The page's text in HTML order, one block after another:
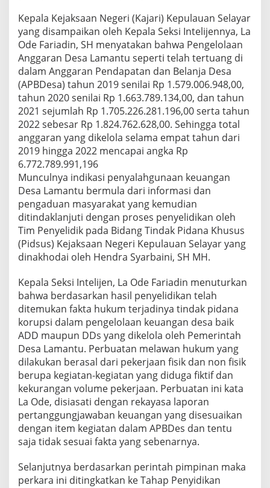
Kepala Kejaksaan Negeri (Kajari) Kepulauan Selayar
yang disampaikan oleh Kepala Seksi Intelijennya, La
Ode Fariadin, SH menyatakan bahwa Pengelolaan
Anggaran Desa Lamantu seperti telah tertuang di
dalam Anggaran Pendapatan dan Belanja Desa
(APBDesa) tahun 2019 senilai Rp 1.579.006.948,00,
tahun 2020 senilai Rp 1.663.789.134,00, dan tahun
2021 sejumlah Rp 1.705.226.281.196,00 serta tahun
2022 sebesar Rp 1.824.762.628,00. Sehingga total
anggaran yang dikelola selama empat tahun dari
2019 hingga 2022 mencapai angka Rp
6.772.789.991,196
Munculnya indikasi penyalahgunaan keuangan
Desa Lamantu bermula dari informasi dan
pengaduan masyarakat yang kemudian
ditindaklanjuti dengan proses penyelidikan oleh
Tim Penyelidik pada Bidang Tindak Pidana Khusus
(Pidsus) Kejaksaan Negeri Kepulauan Selayar yang
dinakhodai oleh Hendra Syarbaini, SH MH.
Kepala Seksi Intelijen, La Ode Fariadin menuturkan
bahwa berdasarkan hasil penyelidikan telah
ditemukan fakta hukum terjadinya tindak pidana
korupsi dalam pengelolaan keuangan desa baik
ADD maupun DDs yang dikelola oleh Pemerintah
Desa Lamantu. Perbuatan melawan hukum yang
dilakukan berasal dari pekerjaan fisik dan non fisik
berupa kegiatan-kegiatan yang diduga fiktif dan
kekurangan volume pekerjaan. Perbuatan ini kata
La Ode, disiasati dengan rekayasa laporan
pertanggungjawaban keuangan yang disesuaikan
dengan item kegiatan dalam APBDes dan tentu
saja tidak sesuai fakta yang sebenarnya.
Selanjutnya berdasarkan perintah pimpinan maka
perkara ini ditingkatkan ke Tahap Penyidikan